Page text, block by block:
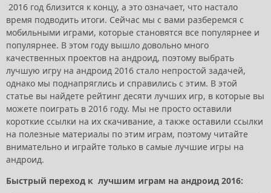
2016 год близится к концу, а это означает, что настало
время подводить итоги. Сейчас мы с вами разберемся с
мобильными играми, которые становятся все популярнее и
популярнее. В этом году вышло довольно много
качественных проектов на андроид, поэтому выбрать
лучшую игру на андроид 2016 стало непростой задачей,
однако мы поднапряглись и справились с этим. В этой
статье вы найдете рейтинг десяти лучших игр, в которые вы
можете поиграть в 2016 году. Мы не просто оставили
короткие ссылки на их скачивание, а также оставили ссылки
на полезные материалы по этим играм, поэтому читайте
внимательно и играйте только в самые лучшие игры на
андроид.
Быстрый переход к лучшим играм на андроид 2016: